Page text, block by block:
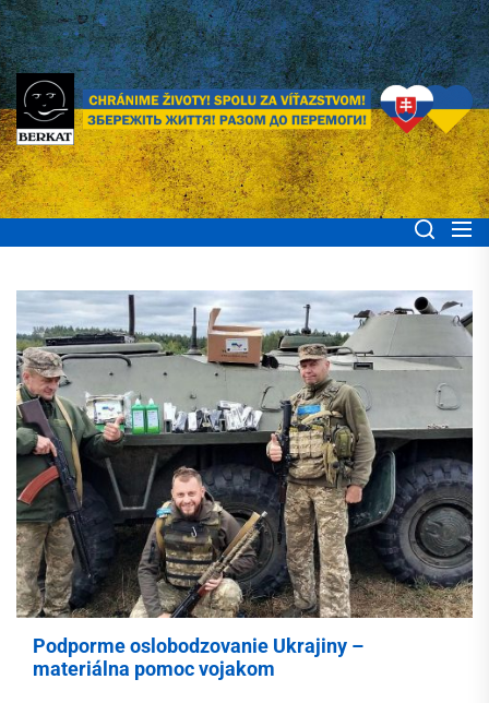
Skip
to
the
content
BERKAT Spoločne
pomáhame ľuďom
Ukrajiny
Chránime životy! Spolu za víťazstvom! Збережіть життя! Разом до
перемоги!
Podporme oslobodzovanie Ukrajiny –
materiálna pomoc vojakom